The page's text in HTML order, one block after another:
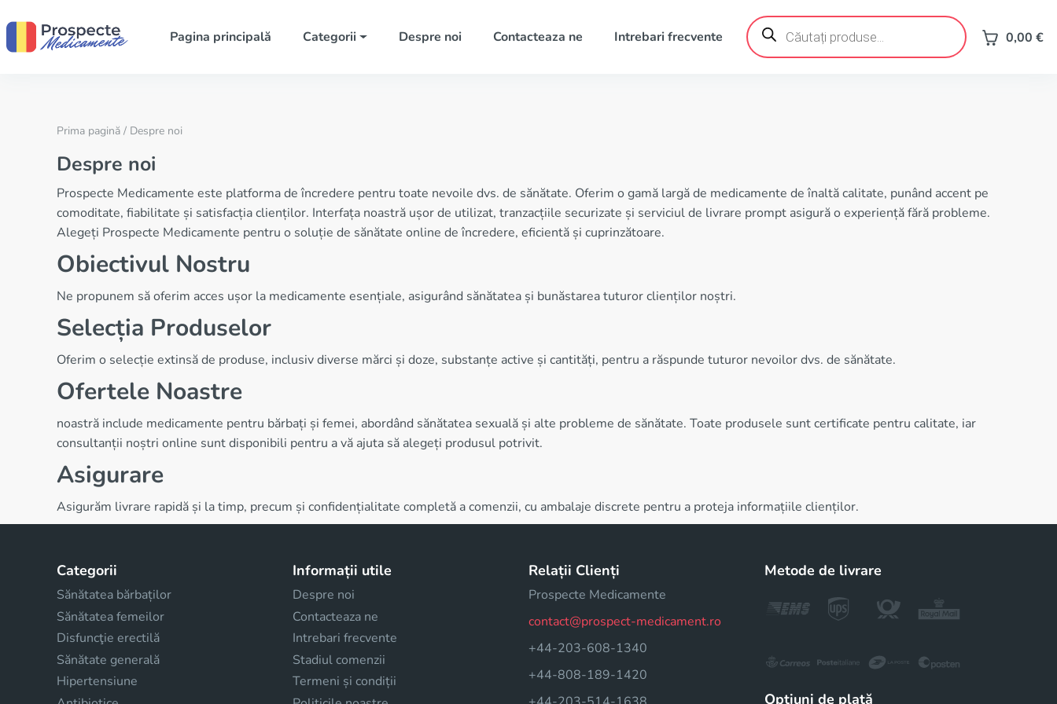
Pagina principală Categorii Despre noi Contacteaza ne Intrebari frecvente
Products
search 0,00 €
Prima pagină / Despre noi
Despre noi
Prospecte Medicamente este platforma de încredere pentru toate nevoile dvs. de sănătate. Oferim o gamă largă de medicamente de înaltă calitate, punând accent pe
comoditate, fiabilitate și satisfacția clienților. Interfața noastră ușor de utilizat, tranzacțiile securizate și serviciul de livrare prompt asigură o experiență fără probleme.
Alegeți Prospecte Medicamente pentru o soluție de sănătate online de încredere, eficientă și cuprinzătoare.
Obiectivul Nostru
Ne propunem să oferim acces ușor la medicamente esențiale, asigurând sănătatea și bunăstarea tuturor clienților noștri.
Selecția Produselor
Oferim o selecție extinsă de produse, inclusiv diverse mărci și doze, substanțe active și cantități, pentru a răspunde tuturor nevoilor dvs. de sănătate.
Ofertele Noastre
noastră include medicamente pentru bărbați și femei, abordând sănătatea sexuală și alte probleme de sănătate. Toate produsele sunt certificate pentru calitate, iar
consultanții noștri online sunt disponibili pentru a vă ajuta să alegeți produsul potrivit.
Asigurare
Asigurăm livrare rapidă și la timp, precum și confidențialitate completă a comenzii, cu ambalaje discrete pentru a proteja informațiile clienților.
Categorii
Sănătatea bărbaților
Sănătatea femeilor
Disfuncţie erectilă
Sănătate generală
Hipertensiune
Informații utile
Despre noi
Contacteaza ne
Intrebari frecvente
Stadiul comenzii
Termeni și condiții
Relații Clienți
Prospecte Medicamente
contact@prospect-medicament.ro
+44-203-608-1340
+44-808-189-1420
Metode de livrare
Opțiuni de plată